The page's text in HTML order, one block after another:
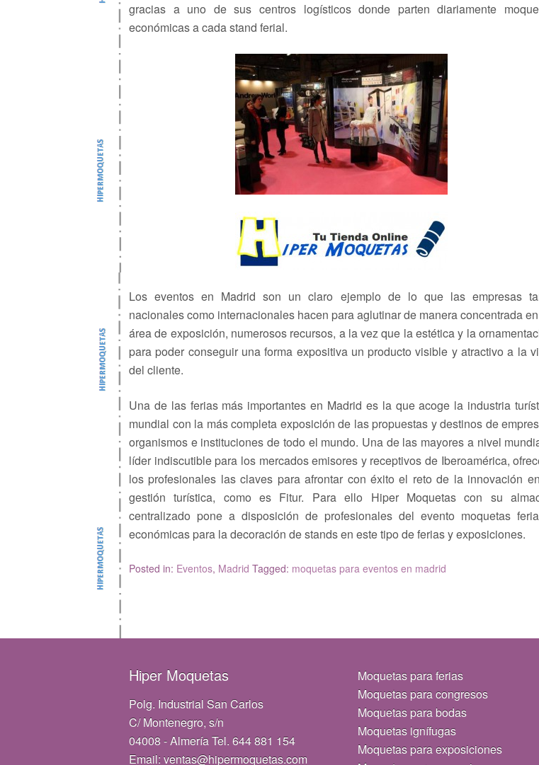
gracias a uno de sus centros logísticos donde parten diariamente
económicas a cada stand ferial.
Los eventos en Madrid son un claro ejemplo de lo que las empresas
nacionales como internacionales hacen para aglutinar de manera concentrada
área de exposición, numerosos recursos, a la vez que la estética y la
para poder conseguir una forma expositiva un producto visible y atractivo a la
del cliente.
Una de las ferias más importantes en Madrid es la que acoge la industria
mundial con la más completa exposición de las propuestas y destinos de
organismos e instituciones de todo el mundo. Una de las mayores a nivel
líder indiscutible para los mercados emisores y receptivos de Iberoamérica,
los profesionales las claves para afrontar con éxito el reto de la innovación
gestión turística, como es Fitur. Para ello Hiper Moquetas con su
centralizado pone a disposición de profesionales del evento moquetas
económicas para la decoración de stands en este tipo de ferias y exposiciones.
Posted in: Eventos, Madrid Tagged: moquetas para eventos en madrid
Hiper Moquetas
Polg. Industrial San Carlos
C/ Montenegro, s/n
04008 - Almería Tel. 644 881 154
Email: ventas@hipermoquetas.com
Moquetas para ferias
Moquetas para congresos
Moquetas para bodas
Moquetas ignífugas
Moquetas para exposiciones